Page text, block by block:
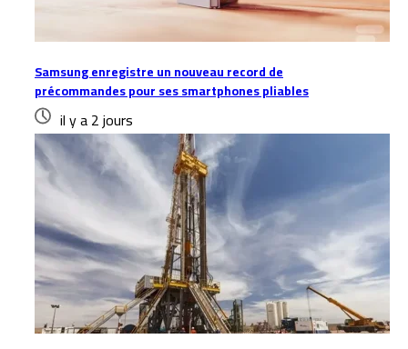
Samsung enregistre un nouveau record de
précommandes pour ses smartphones pliables
il y a 2 jours